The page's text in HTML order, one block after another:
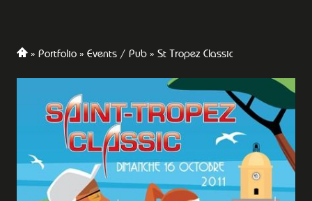
Portfolio Events / Pub St Tropez Classic